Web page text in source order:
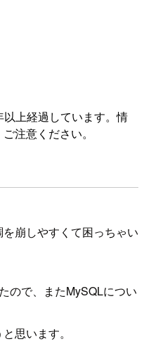
上経過しています。情
注意ください。
崩しやすくて困っちゃい
ので、またMySQLについ
思います。